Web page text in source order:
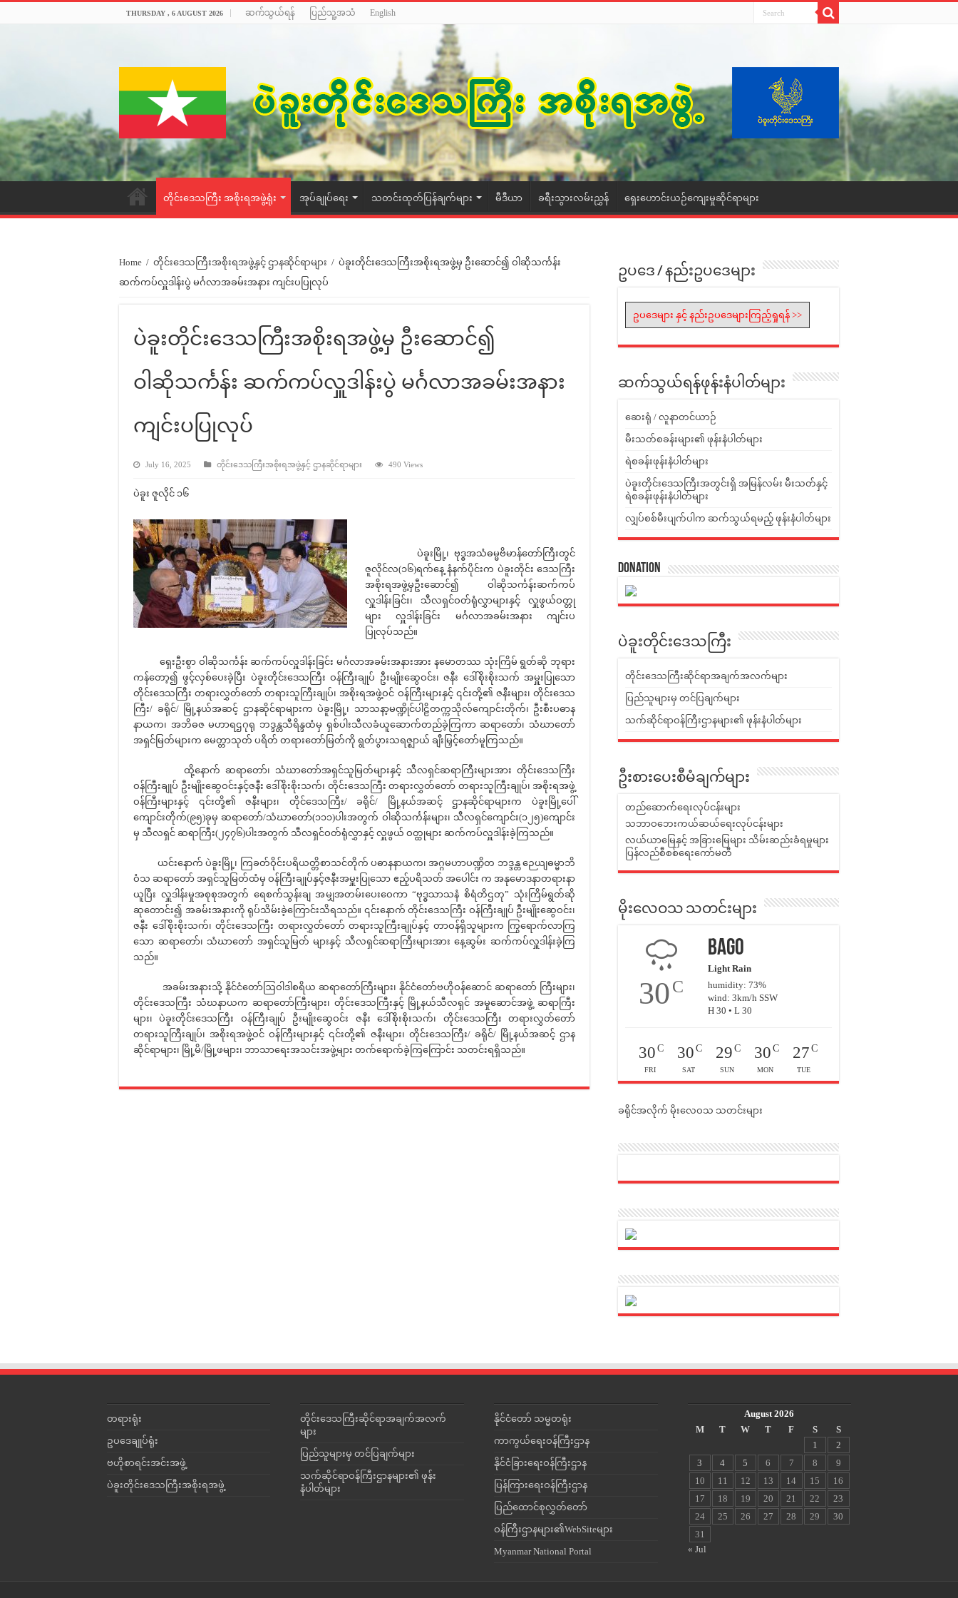
THURSDAY , 6 AUGUST 2026 ဆက်သွယ်ရန် ပြည်သူ့အသံ English
တိုင်းဒေသကြီး အစိုးရအဖွဲ့ရုံး အုပ်ချုပ်ရေး သတင်းထုတ်ပြန်ချက်များ မီဒီယာ ခရီးသွားလမ်းညွှန် ရှေးဟောင်းယဉ်ကျေးမှုဆိုင်ရာများ
Home / တိုင်းဒေသကြီးအစိုးရအဖွဲ့နှင့် ဌာနဆိုင်ရာများ / ပဲခူးတိုင်းဒေသကြီးအစိုးရအဖွဲ့မှ ဦးဆောင်၍ ဝါဆိုသင်္ကန်း
ဆက်ကပ်လှူဒါန်းပွဲ မင်္ဂလာအခမ်းအနား ကျင်းပပြုလုပ်
ပဲခူးတိုင်းဒေသကြီးအစိုးရအဖွဲ့မှ ဦးဆောင်၍
ဝါဆိုသင်္ကန်း ဆက်ကပ်လှူဒါန်းပွဲ မင်္ဂလာအခမ်းအနား
ကျင်းပပြုလုပ်
July 16, 2025 တိုင်းဒေသကြီးအစိုးရအဖွဲ့နှင့် ဌာနဆိုင်ရာများ 490 Views
ပဲခူး ဇူလိုင် ၁၆
ပဲခူးမြို့၊ ဗုဒ္ဓအသံဓမ္မဗိမာန်တော်ကြီးတွင်
ဇူလိုင်လ(၁၆)ရက်နေ့ နံနက်ပိုင်းက ပဲခူးတိုင်း ဒေသကြီး
အစိုးရအဖွဲ့မှဦးဆောင်၍ ဝါဆိုသင်္ကန်းဆက်ကပ်
လှူဒါန်းခြင်း၊ သီလရှင်ဝတ်ရုံလွှာများနှင့် လှူဖွယ်ဝတ္တု
များ လှူဒါန်းခြင်း မင်္ဂလာအခမ်းအနား ကျင်းပ
ပြုလုပ်သည်။
ရှေးဦးစွာ ဝါဆိုသင်္ကန်း ဆက်ကပ်လှူဒါန်းခြင်း မင်္ဂလာအခမ်းအနားအား နမောတဿ သုံးကြိမ် ရွတ်ဆို ဘုရား
ကန်တော့၍ ဖွင့်လှစ်ပေးခဲ့ပြီး ပဲခူးတိုင်းဒေသကြီး ဝန်ကြီးချုပ် ဦးမျိုးဆွေဝင်း၊ ဇနီး ဒေါ်စိုးစိုးသက် အမှူးပြုသော
တိုင်းဒေသကြီး တရားလွှတ်တော် တရားသူကြီးချုပ်၊ အစိုးရအဖွဲ့ဝင် ဝန်ကြီးများနှင့် ၎င်းတို့၏ ဇနီးများ၊ တိုင်းဒေသ
ကြီး/ ခရိုင်/ မြို့နယ်အဆင့် ဌာနဆိုင်ရာများက ပဲခူးမြို့၊ သာသနာ့မဏ္ဍိုင်ပါဠိတက္ကသိုလ်ကျောင်းတိုက်၊ ဦးစီးပဓာန
နာယက၊ အဘိဓဇ မဟာရဌဂုရု ဘဒ္ဒန္တသီရိန္ဒထံမှ ရှစ်ပါးသီလခံယူဆောက်တည်ခဲ့ကြကာ ဆရာတော်၊ သံဃာတော်
အရှင်မြတ်များက မေတ္တာသုတ် ပရိတ် တရားတော်မြတ်ကို ရွတ်ပွားသရဇ္ဈာယ် ချီးမြှင့်တော်မူကြသည်။
ထို့နောက် ဆရာတော်၊ သံဃာတော်အရှင်သူမြတ်များနှင့် သီလရှင်ဆရာကြီးများအား တိုင်းဒေသကြီး
ဝန်ကြီးချုပ် ဦးမျိုးဆွေဝင်းနှင့်ဇနီး ဒေါ်စိုးစိုးသက်၊ တိုင်းဒေသကြီး တရားလွှတ်တော် တရားသူကြီးချုပ်၊ အစိုးရအဖွဲ့
ဝန်ကြီးများနှင့် ၎င်းတို့၏ ဇနီးများ၊ တိုင်ဒေသကြီး/ ခရိုင်/ မြို့နယ်အဆင့် ဌာနဆိုင်ရာများက ပဲခူးမြို့ပေါ်
ကျောင်းတိုက်(၉၅)ခုမှ ဆရာတော်/သံဃာတော်(၁၁၁)ပါးအတွက် ဝါဆိုသင်္ကန်းများ၊ သီလရှင်ကျောင်း(၁၂၅)ကျောင်း
မှ သီလရှင် ဆရာကြီး(၂၄၇၆)ပါးအတွက် သီလရှင်ဝတ်ရုံလွှာနှင့် လှူဖွယ် ဝတ္ထုများ ဆက်ကပ်လှူဒါန်းခဲ့ကြသည်။
ယင်းနောက် ပဲခူးမြို့၊ ကြခတ်ဝိုင်းပရိယတ္တိစာသင်တိုက် ပဓာနနာယက၊ အဂ္ဂမဟာပဏ္ဍိတ ဘဒ္ဒန္တ ဉေယျဓမ္မာဘိ
ဝံသ ဆရာတော် အရှင်သူမြတ်ထံမှ ဝန်ကြီးချုပ်နှင့်ဇနီးအမှူးပြုသော ဧည့်ပရိသတ် အပေါင်း က အနုမောဒနာတရားနာ
ယူပြီး လှူဒါန်းမှုအစုစုအတွက် ရေစက်သွန်းချ အမျှအတမ်းပေးဝေကာ “ဗုဒ္ဓသာသနံ စိရံတိဌတု” သုံးကြိမ်ရွတ်ဆို
ဆုတောင်း၍ အခမ်းအနားကို ရုပ်သိမ်းခဲ့ကြောင်းသိရသည်။ ၎င်းနောက် တိုင်းဒေသကြီး ဝန်ကြီးချုပ် ဦးမျိုးဆွေဝင်း၊
ဇနီး ဒေါ်စိုးစိုးသက်၊ တိုင်းဒေသကြီး တရားလွှတ်တော် တရားသူကြီးချုပ်နှင့် တာဝန်ရှိသူများက ကြွရောက်လာကြ
သော ဆရာတော်၊ သံဃာတော် အရှင်သူမြတ် များနှင့် သီလရှင်ဆရာကြီးများအား နေ့ဆွမ်း ဆက်ကပ်လှူဒါန်းခဲ့ကြ
သည်။
အခမ်းအနားသို့ နိုင်ငံတော်ဩဝါဒါစရိယ ဆရာတော်ကြီးများ၊ နိုင်ငံတော်ဗဟိုဝန်ဆောင် ဆရာတော် ကြီးများ၊
တိုင်းဒေသကြီး သံဃနာယက ဆရာတော်ကြီးများ၊ တိုင်းဒေသကြီးနှင့် မြို့နယ်သီလရှင် အမှုဆောင်အဖွဲ့ ဆရာကြီး
များ၊ ပဲခူးတိုင်းဒေသကြီး ဝန်ကြီးချုပ် ဦးမျိုးဆွေဝင်း ဇနီး ဒေါ်စိုးစိုးသက်၊ တိုင်းဒေသကြီး တရားလွှတ်တော်
တရားသူကြီးချုပ်၊ အစိုးရအဖွဲ့ဝင် ဝန်ကြီးများနှင့် ၎င်းတို့၏ ဇနီးများ၊ တိုင်းဒေသကြီး/ ခရိုင်/ မြို့နယ်အဆင့် ဌာန
ဆိုင်ရာများ၊ မြို့မိ/မြို့ဖများ၊ ဘာသာရေးအသင်းအဖွဲ့များ တက်ရောက်ခဲ့ကြကြောင်း သတင်းရရှိသည်။
ဥပဒေ / နည်းဥပဒေများ
ဥပဒေများ နှင့် နည်းဥပဒေများကြည့်ရှုရန် >>
ဆက်သွယ်ရန်ဖုန်းနံပါတ်များ
ဆေးရုံ / လူနာတင်ယာဉ်
မီးသတ်စခန်းများ၏ ဖုန်းနံပါတ်များ
ရဲစခန်းဖုန်းနံပါတ်များ
ပဲခူးတိုင်းဒေသကြီးအတွင်းရှိ အမြန်လမ်း မီးသတ်နှင့်
ရဲစခန်းဖုန်းနံပါတ်များ
လျှပ်စစ်မီးပျက်ပါက ဆက်သွယ်ရမည့် ဖုန်းနံပါတ်များ
Donation
ပဲခူးတိုင်းဒေသကြီး
တိုင်းဒေသကြီးဆိုင်ရာအချက်အလက်များ
ပြည်သူများမှ တင်ပြချက်များ
သက်ဆိုင်ရာဝန်ကြီးဌာနများ၏ ဖုန်းနံပါတ်များ
ဦးစားပေးစီမံချက်များ
တည်ဆောက်ရေးလုပ်ငန်းများ
သဘာဝဘေးကယ်ဆယ်ရေးလုပ်ငန်းများ
လယ်ယာမြေနှင့် အခြားမြေများ သိမ်းဆည်းခံရမှုများ
ပြန်လည်စီစစ်ရေးကော်မတီ
မိုးလေဝသ သတင်းများ
30C
Bago
Light Rain
humidity: 73%
wind: 3km/h SSW
H 30 • L 30
30 C
FRI
30 C
SAT
29 C
SUN
30 C
MON
27 C
TUE
ခရိုင်အလိုက် မိုးလေဝသ သတင်းများ
တရားရုံး
ဥပဒေချုပ်ရုံး
ဗဟိုစာရင်းအင်းအဖွဲ့
ပဲခူးတိုင်းဒေသကြီးအစိုးရအဖွဲ့
တိုင်းဒေသကြီးဆိုင်ရာအချက်အလက်
များ
ပြည်သူများမှ တင်ပြချက်များ
သက်ဆိုင်ရာဝန်ကြီးဌာနများ၏ ဖုန်း
နံပါတ်များ
နိုင်ငံတော် သမ္မတရုံး
ကာကွယ်ရေးဝန်ကြီးဌာန
နိုင်ငံခြားရေးဝန်ကြီးဌာန
ပြန်ကြားရေးဝန်ကြီးဌာန
ပြည်ထောင်စုလွှတ်တော်
ဝန်ကြီးဌာနများ၏WebSiteများ
Myanmar National Portal
August 2026
M
T W T F S
S
1
2
3
4 5 6 7 8
9
10
11 12 13 14 15
16
17
18 19 20 21 22
23
24
25 26 27 28 29
30
31
« Jul